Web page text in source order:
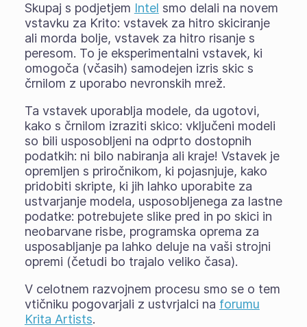
Skupaj s podjetjem Intel smo delali na novem
vstavku za Krito: vstavek za hitro skiciranje
ali morda bolje, vstavek za hitro risanje s
peresom. To je eksperimentalni vstavek, ki
omogoča (včasih) samodejen izris skic s
črnilom z uporabo nevronskih mrež.
Ta vstavek uporablja modele, da ugotovi,
kako s črnilom izraziti skico: vključeni modeli
so bili usposobljeni na odprto dostopnih
podatkih: ni bilo nabiranja ali kraje! Vstavek je
opremljen s priročnikom, ki pojasnjuje, kako
pridobiti skripte, ki jih lahko uporabite za
ustvarjanje modela, usposobljenega za lastne
podatke: potrebujete slike pred in po skici in
neobarvane risbe, programska oprema za
usposabljanje pa lahko deluje na vaši strojni
opremi (četudi bo trajalo veliko časa).
V celotnem razvojnem procesu smo se o tem
vtičniku pogovarjali z ustvrjalci na forumu
Krita Artists.